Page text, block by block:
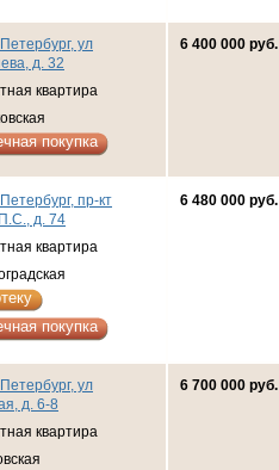
ул
д. 32
квартира
покупка
6 400 000 руб.
пр-кт
д. 74
квартира
покупка
6 480 000 руб.
ул
д. 6-8
квартира
6 700 000 руб.